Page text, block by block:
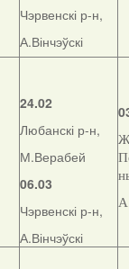
Чэрвенскі р-н,
А.Вінчэўскі
24.02
Любанскі р-н,
М.Верабей
06.03
Чэрвенскі р-н,
А.Вінчэўскі